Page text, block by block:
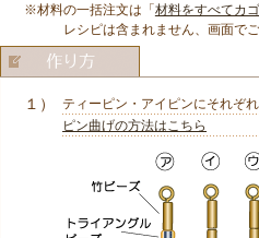
※材料の一括注文は「材料をすべてカ
レシピは含まれません、画面で
１）
ティーピン・アイピンにそれぞ
ピン曲げの方法はこちら